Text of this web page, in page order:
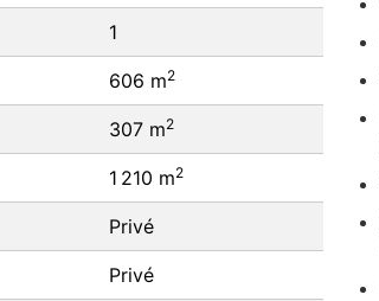
1
606 m2
307 m2
1 210 m2
Privé
Privé